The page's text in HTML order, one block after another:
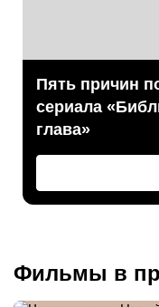
Пять причин
сериала
глава»
Фильмы в